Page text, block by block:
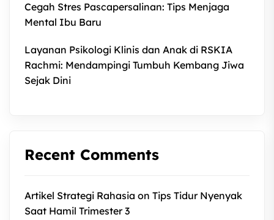
Cegah Stres Pascapersalinan: Tips Menjaga
Mental Ibu Baru
Layanan Psikologi Klinis dan Anak di RSKIA
Rachmi: Mendampingi Tumbuh Kembang Jiwa
Sejak Dini
Recent Comments
Artikel Strategi Rahasia on Tips Tidur Nyenyak
Saat Hamil Trimester 3